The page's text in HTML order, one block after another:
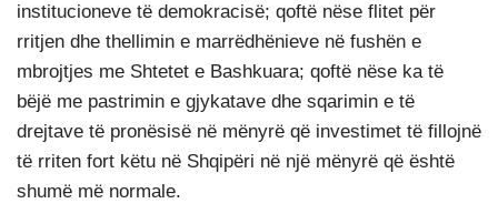
institucioneve të demokracisë; qoftë nëse flitet për
rritjen dhe thellimin e marrëdhënieve në fushën e
mbrojtjes me Shtetet e Bashkuara; qoftë nëse ka të
bëjë me pastrimin e gjykatave dhe sqarimin e të
drejtave të pronësisë në mënyrë që investimet të fillojnë
të rriten fort këtu në Shqipëri në një mënyrë që është
shumë më normale.